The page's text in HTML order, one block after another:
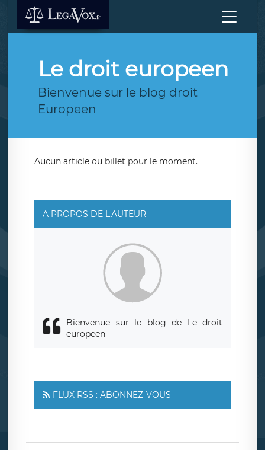
Le droit europeen
Bienvenue sur le blog droit
Europeen
Aucun article ou billet pour le moment.
A PROPOS DE L'AUTEUR
Bienvenue sur le blog de Le droit
europeen
FLUX RSS : ABONNEZ-VOUS